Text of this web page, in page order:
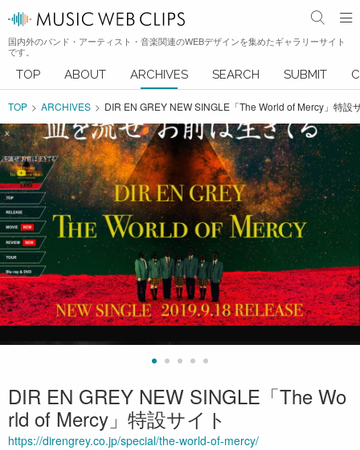
国内外のバンド・アーティスト・音楽関連のWEBデザインを集めたギャラリーサイト
です。
TOP ABOUT ARCHIVES SEARCH SUBMIT
TOP ARCHIVES DIR EN GREY NEW SINGLE「The World of Mercy」特設
DIR EN GREY NEW SINGLE「The Wo
rld of Mercy」特設サイト
https://direngrey.co.jp/special/the-world-of-mercy/